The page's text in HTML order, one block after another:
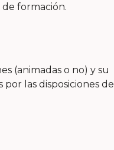
de formación.
(animadas o no) y su
las disposiciones del